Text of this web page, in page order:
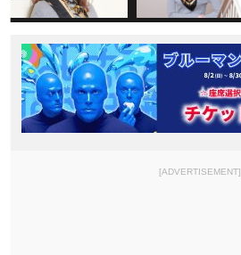
[ADVERTISEMENT]